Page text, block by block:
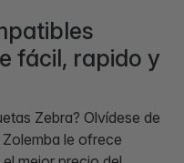
fácil, rapido y
Zebra? Olvídese de
le ofrece